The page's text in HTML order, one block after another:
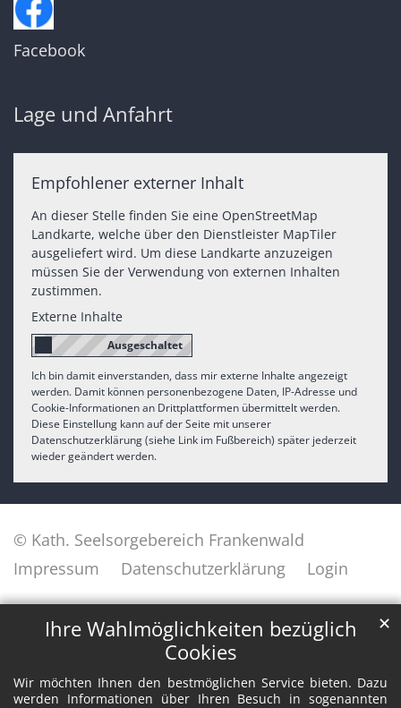
Ihre Wahlmöglichkeiten bezüglich
Cookies
Wir möchten Ihnen den bestmöglichen Service bieten. Dazu
werden Informationen über Ihren Besuch in sogenannten
✕
Facebook
Lage und Anfahrt
Empfohlener externer Inhalt
An dieser Stelle finden Sie eine OpenStreetMap
Landkarte, welche über den Dienstleister MapTiler
ausgeliefert wird. Um diese Landkarte anzuzeigen
müssen Sie der Verwendung von externen Inhalten
zustimmen.
Externe Inhalte
Ich bin damit einverstanden, dass mir externe Inhalte angezeigt
werden. Damit können personenbezogene Daten, IP-Adresse und
Cookie-Informationen an Drittplattformen übermittelt werden.
Diese Einstellung kann auf der Seite mit unserer
Datenschutzerklärung (siehe Link im Fußbereich) später jederzeit
wieder geändert werden.
© Kath. Seelsorgebereich Frankenwald
Impressum
Datenschutzerklärung Login